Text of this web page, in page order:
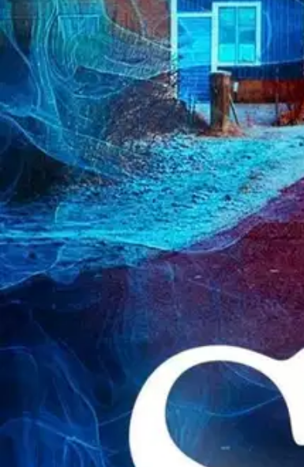
Sten, Armahtaja
10,71 €
Asiakasomistajahinta
Hinta ilman S-Etukorttia: 12,60 €
Verkkokaupan hinta
Valitse toimitustapa
Nouto myymälästä
Ei saatavilla
Toimitus
Kotiin tai noutopisteeseenAlk. 0 €
Ilmainen toimitus yli 100 €:n
Etu ei koske Suuri‑lisäpalvelulla toimitettavia tuotteita.
Tarkista myymäläsaatavuus
Ei saatavilla